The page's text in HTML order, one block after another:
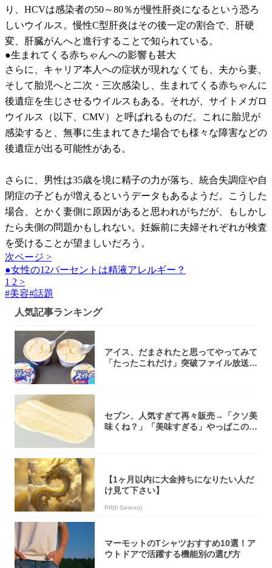
り、HCVは感染者の50～80％が慢性肝炎になるという恐ろ
しいウイルス。慢性C型肝炎はその後一定の割合で、肝硬
変、肝臓がんへと進行することで知られている。
●生まれてくる赤ちゃんへの影響も甚大
さらに、キャリア本人への症状が現れなくても、夫から妻、
そして胎児へと二次・三次感染し、生まれてくる赤ちゃんに
後遺症を生じさせるウイルスもある。それが、サイトメガロ
ウイルス（以下、CMV）と呼ばれるものだ。これに胎児が
感染すると、無事に生まれてきた場合でも様々な障害などの
後遺症が出る可能性がある。
さらに、男性は35歳を境に精子の力が落ち、統合失調症や自
閉症の子どもが増えるというデータもあるようだ。こうした
場合、とかく妻側に原因があると思われがちだが、もしかし
たら夫側の問題かもしれない。妊娠前に夫婦それぞれが検査
を受けることが望ましいだろう。
次ページ >
●女性の12パーセントは精液アレルギー？
1 2 >
#美容#話題
人気記事ランキング
アイス、だまされたと思ってやってみて
「たったこれだけ」突破ファイル放送で
セブン、人気すぎて再々販売→「クソ美
味くね？」「美味すぎる」やっぱこのク
【1ヶ月以内に大金持ちになりたい人だ
け見て下さい】
PR(Il Sereno)
マーモットのTシャツおすすめ10選！ア
ウトドアで活躍する機能別の選び方